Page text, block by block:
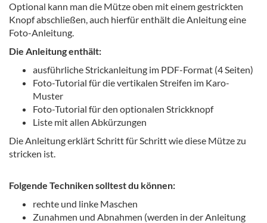
Optional kann man die Mütze oben mit einem gestrickten
Knopf abschließen, auch hierfür enthält die Anleitung eine
Foto-Anleitung.
Die Anleitung enthält:
ausführliche Strickanleitung im PDF-Format (4 Seiten)
Foto-Tutorial für die vertikalen Streifen im Karo-
Muster
Foto-Tutorial für den optionalen Strickknopf
Liste mit allen Abkürzungen
Die Anleitung erklärt Schritt für Schritt wie diese Mütze zu
stricken ist.
Folgende Techniken solltest du können:
rechte und linke Maschen
Zunahmen und Abnahmen (werden in der Anleitung